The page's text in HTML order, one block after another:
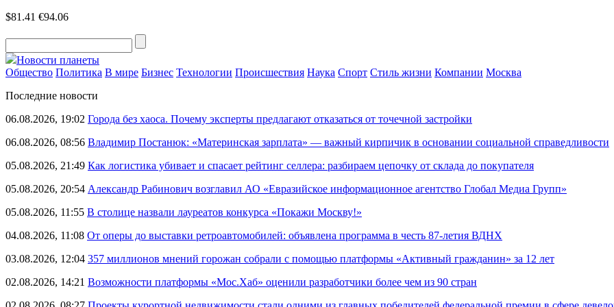
$81.41 €94.06
Новости планеты
Общество Политика В мире Бизнес Технологии Происшествия Наука Спорт Стиль жизни Компании Москва
Последние новости
06.08.2026, 19:02 Города без хаоса. Почему эксперты предлагают отказаться от точечной застройки
06.08.2026, 08:56 Владимир Постанюк: «Материнская зарплата» — важный кирпичик в основании социальной справедливости
05.08.2026, 21:49 Как логистика убивает и спасает рейтинг селлера: разбираем цепочку от склада до покупателя
05.08.2026, 20:54 Александр Рабинович возглавил АО «Евразийское информационное агентство Глобал Медиа Групп»
05.08.2026, 11:55 В столице назвали лауреатов конкурса «Покажи Москву!»
04.08.2026, 11:08 От оперы до выставки ретроавтомобилей: объявлена программа в честь 87-летия ВДНХ
03.08.2026, 12:04 357 миллионов мнений горожан собрали с помощью платформы «Активный гражданин» за 12 лет
02.08.2026, 14:21 Возможности платформы «Мос.Хаб» оценили разработчики более чем из 90 стран